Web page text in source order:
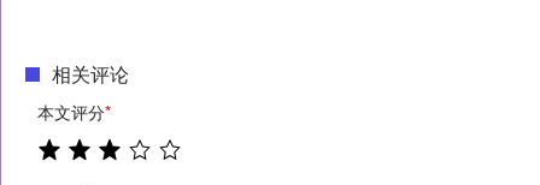
相关评论
本文评分*